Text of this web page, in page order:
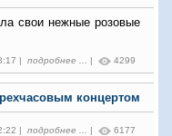
свои нежные розовые
| подробнее ... | 4299
концертом
| подробнее ... | 6177